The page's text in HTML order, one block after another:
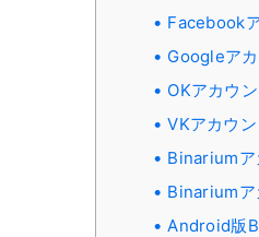
Facebook
Googleア
OKアカウ
VKアカウ
Binariumア
Binariumア
Android版